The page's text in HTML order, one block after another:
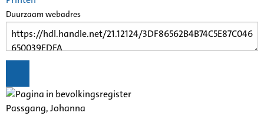
Duurzaam webadres
Passgang, Johanna